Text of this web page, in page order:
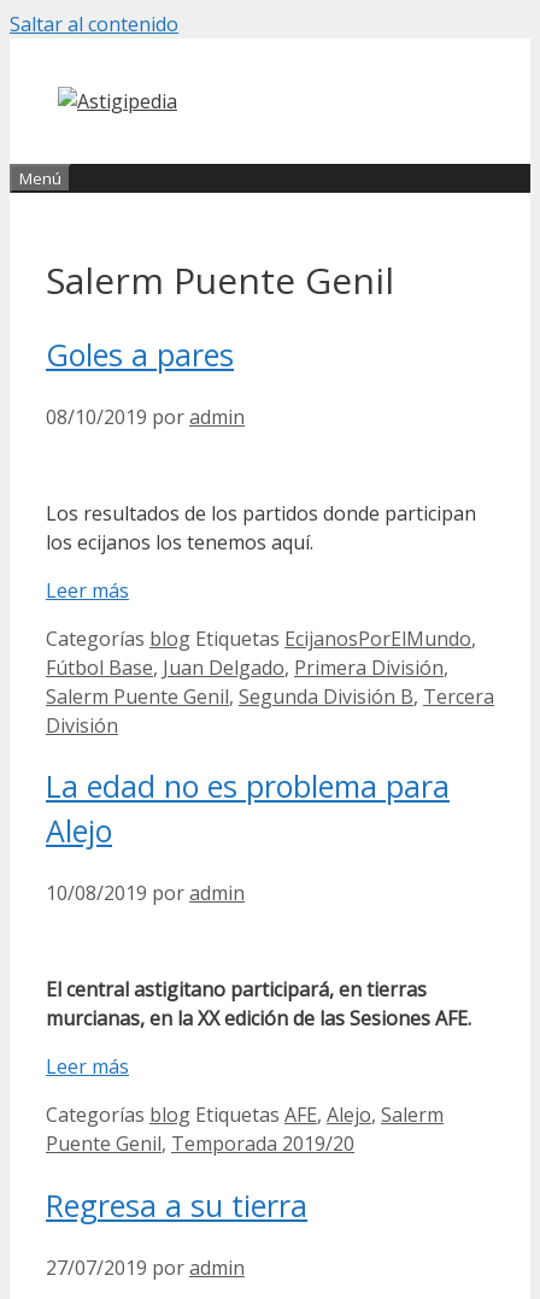
Saltar al contenido
Menú
Salerm Puente Genil
Goles a pares
08/10/2019 poradmin
Los resultados de los partidos donde participan
los ecijanos los tenemos aquí.
Leer más
Categorías blog Etiquetas EcijanosPorElMundo,
Fútbol Base, Juan Delgado, Primera División,
Salerm Puente Genil, Segunda División B, Tercera
División
La edad no es problema para
Alejo
10/08/2019 poradmin
El central astigitano participará, en tierras
murcianas, en la XX edición de las Sesiones AFE.
Leer más
Categorías blog Etiquetas AFE, Alejo, Salerm
Puente Genil, Temporada 2019/20
Regresa a su tierra
27/07/2019 poradmin